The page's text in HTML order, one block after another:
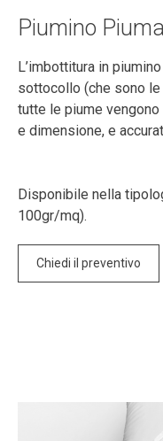
Piumino
L’imbottitura in
sottocollo (che sono
tutte le piume
e dimensione, e
Disponibile nella
100gr/mq).
Chiedi il preventivo